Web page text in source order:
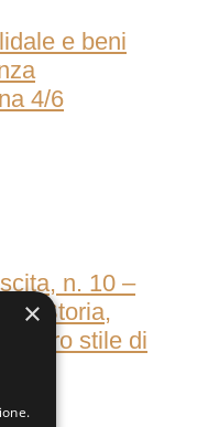
e beni
4/6
n. 10 –
Storia,
stile di
×